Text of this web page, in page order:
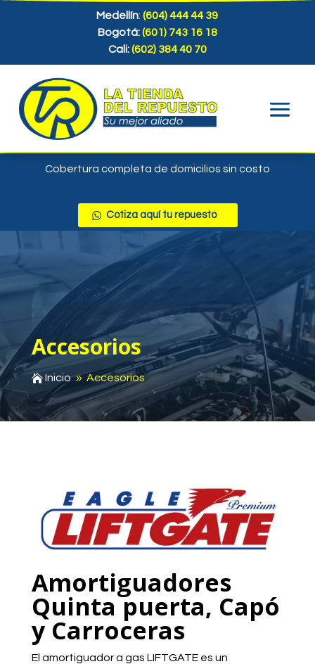
Medellín:(604) 444 44 39
Bogotá:(601) 743 16 18
Cali:(602) 384 40 70
Cobertura completa de domicilios sin costo
Cotiza aquí tu repuesto
Accesorios
 Inicio9 Accesorios
Amortiguadores
Quinta puerta, Capó
y Carroceras
El amortiguador a gas LIFTGATE es un